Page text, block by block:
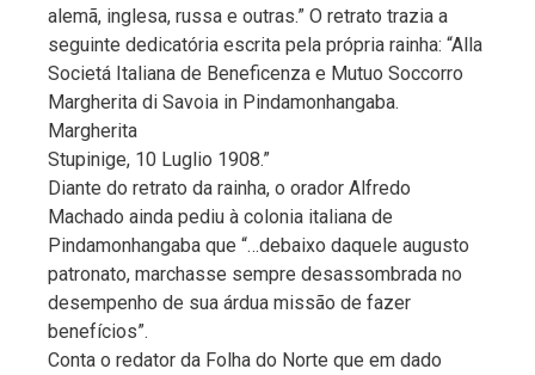
alemã, inglesa, russa e outras.” O retrato trazia a
seguinte dedicatória escrita pela própria rainha: “Alla
Societá Italiana de Beneficenza e Mutuo Soccorro
Margherita di Savoia in Pindamonhangaba.
Margherita
Stupinige, 10 Luglio 1908.”
Diante do retrato da rainha, o orador Alfredo
Machado ainda pediu à colonia italiana de
Pindamonhangaba que “…debaixo daquele augusto
patronato, marchasse sempre desassombrada no
desempenho de sua árdua missão de fazer
benefícios”.
Conta o redator da Folha do Norte que em dado